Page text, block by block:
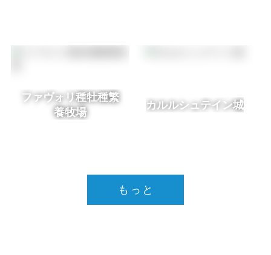
ファヴォリ種牡種繁
養牧場
カルルシュテイン城
もっと